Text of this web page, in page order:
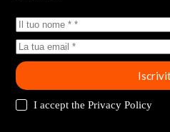
I accept thePrivacy Policy